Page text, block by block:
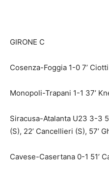
GIRONE C
Cosenza-Foggia 1-0 7’ Ciotti
Monopoli-Trapani 1-1 37’
Siracusa-Atalanta U23 3-3
(S), 22’ Cancellieri (S), 57’
Cavese-Casertana 0-1 51’